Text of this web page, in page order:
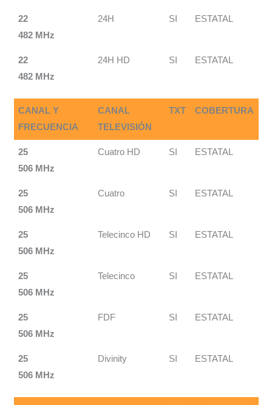
22
482 MHz
24H SI ESTATAL
22
482 MHz
24H HD SI ESTATAL
CANAL Y
FRECUENCIA
CANAL
TELEVISIÓN
TXT COBERTURA
25
506 MHz
Cuatro HD SI ESTATAL
25
506 MHz
Cuatro SI ESTATAL
25
506 MHz
Telecinco HD SI ESTATAL
25
506 MHz
Telecinco SI ESTATAL
25
506 MHz
FDF SI ESTATAL
25
506 MHz
Divinity SI ESTATAL